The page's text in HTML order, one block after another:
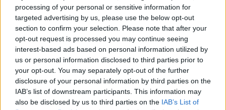
processing of your personal or sensitive information for
targeted advertising by us, please use the below opt-out
section to confirm your selection. Please note that after your
opt-out request is processed you may continue seeing
interest-based ads based on personal information utilized by
us or personal information disclosed to third parties prior to
your opt-out. You may separately opt-out of the further
disclosure of your personal information by third parties on the
IAB’s list of downstream participants. This information may
also be disclosed by us to third parties on the IAB’s List of
«Ένα επιβεβαιωμένο ημερήσιο ή εβδομαδιαίο
κλείσιμο κάτω από τα 70.000 δολάρια θα
σηματοδοτούσε μια δομική αλλαγή και όχι
απλώς μια αντίδραση σε κάποια είδηση»,
δήλωσε ο Sean McNulty, επικεφαλής
διαπραγμάτευσης παραγώγων για την περιοχή
Ασίας-Ειρηνικού στην FalconX.